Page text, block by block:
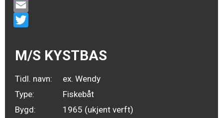
WhatsApp
Email
M/S KYSTBAS
Tidl. navn:
ex. Wendy
Type:
Fiskebåt
Bygd:
1965 (ukjent verft)